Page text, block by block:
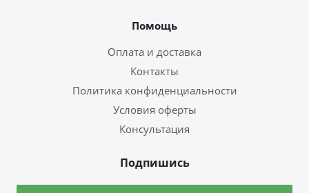
Помощь
Оплата и доставка
Контакты
Политика конфиденциальности
Условия оферты
Консультация
Подпишись